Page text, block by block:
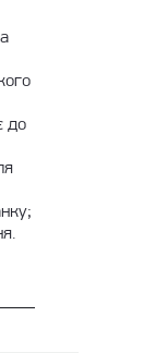
до
;
.